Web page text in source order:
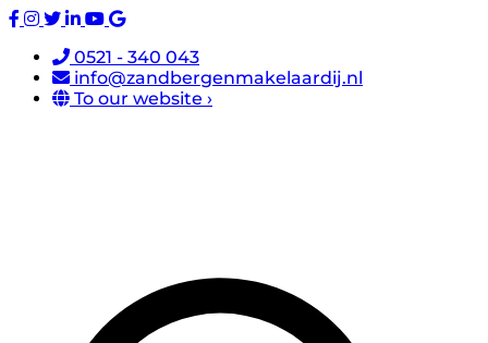
0521 - 340 043
info@zandbergenmakelaardij.nl
To our website ›